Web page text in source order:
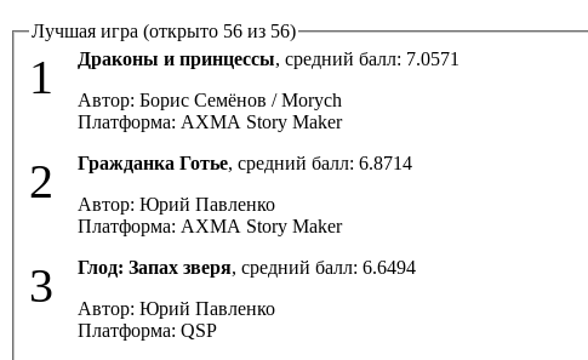
Лучшая игра (открыто 56 из 56)
1 Драконы и принцессы, средний балл: 7.0571
Автор: Борис Семёнов / Morych
Платформа: AXMA Story Maker
2 Гражданка Готье, средний балл: 6.8714
Автор: Юрий Павленко
Платформа: AXMA Story Maker
3 Глод: Запах зверя, средний балл: 6.6494
Автор: Юрий Павленко
Платформа: QSP